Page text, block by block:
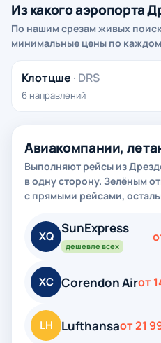
Из какого аэропорта
По нашим срезам живых
минимальные цены по
Клотцше · DRS
6 направлений
Авиакомпании,
Выполняют рейсы из
в одну сторону. Зелёным
с прямыми рейсами,
XQ
SunExpress
дешевле всех
XC Corendon Airот
LH Lufthansaот 21